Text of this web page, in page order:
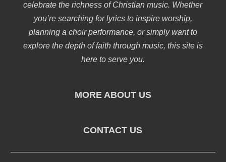
celebrate the richness of Christian music. Whether
you’re searching for lyrics to inspire worship,
planning a choir performance, or simply want to
explore the depth of faith through music, this site is
here to serve you.
MORE ABOUT US
CONTACT US